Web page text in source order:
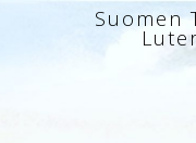
Suomen